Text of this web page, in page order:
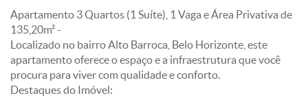
Apartamento 3 Quartos (1 Suíte), 1 Vaga e Área Privativa de
135,20m² -
Localizado no bairro Alto Barroca, Belo Horizonte, este
apartamento oferece o espaço e a infraestrutura que você
procura para viver com qualidade e conforto.
Destaques do Imóvel: